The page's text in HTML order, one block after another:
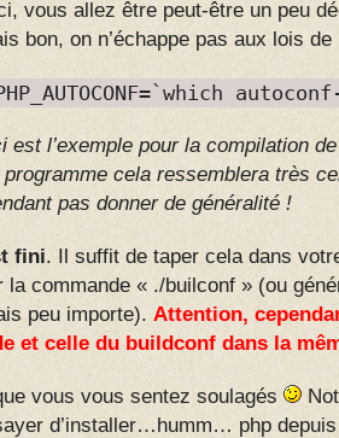
vous allez être peut-être un peu
bon, on n’échappe pas aux lois
est l’exemple pour la compilation
programme cela ressemblera très
pas donner de généralité !
fini. Il suffit de taper cela dans
la commande « ./builconf » (ou
peu importe). Attention,
et celle du buildconf dans la
vous vous sentez soulagés
d’installer…humm… php